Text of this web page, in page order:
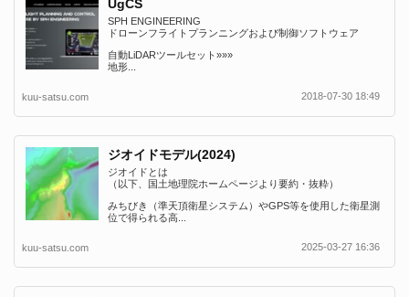
UgCS
SPH ENGINEERING
ドローンフライトプランニングおよび制御ソフトウェア
自動LiDARツールセット»»»
地形...
kuu-satsu.com 2018-07-30 18:49
ジオイドモデル(2024)
ジオイドとは
（以下、国土地理院ホームページより要約・抜粋）
みちびき（準天頂衛星システム）やGPS等を使用した衛星測
位で得られる高...
kuu-satsu.com 2025-03-27 16:36